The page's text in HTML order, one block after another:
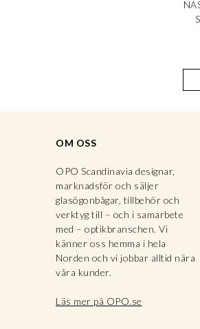
OM OSS
OPO Scandinavia designar,
marknadsför och säljer
glasögonbågar, tillbehör och
verktyg till – och i samarbete
med – optikbranschen. Vi
känner oss hemma i hela
Norden och vi jobbar alltid nära
våra kunder.
Läs mer på OPO.se